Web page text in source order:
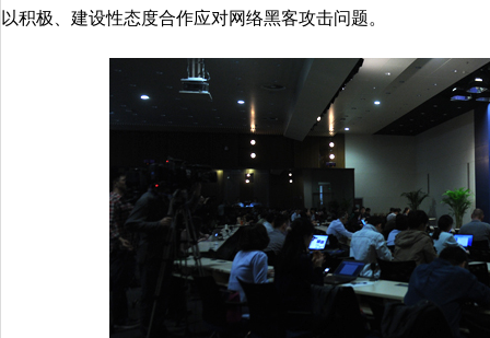
以积极、建设性态度合作应对网络黑客攻击问题。